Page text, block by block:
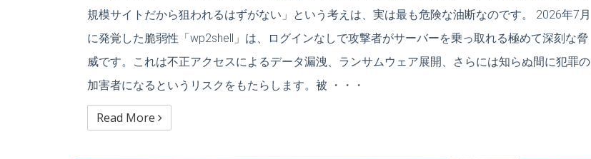
規模サイトだから狙われるはずがない」という考えは、実は最も危険な油断なのです。 2026年7月
に発覚した脆弱性「wp2shell」は、ログインなしで攻撃者がサーバーを乗っ取れる極めて深刻な脅
威です。これは不正アクセスによるデータ漏洩、ランサムウェア展開、さらには知らぬ間に犯罪の
加害者になるというリスクをもたらします。被 ・・・
Read More